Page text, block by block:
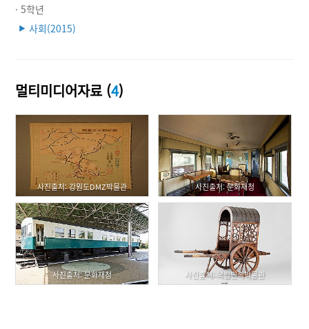
· 5학년
▶ 사회(2015)
멀티미디어자료 (4)
사진출처: 강원도DMZ박물관 사진출처: 문화재청
사진출처: 문화재청 사진출처: 국립민속박물관